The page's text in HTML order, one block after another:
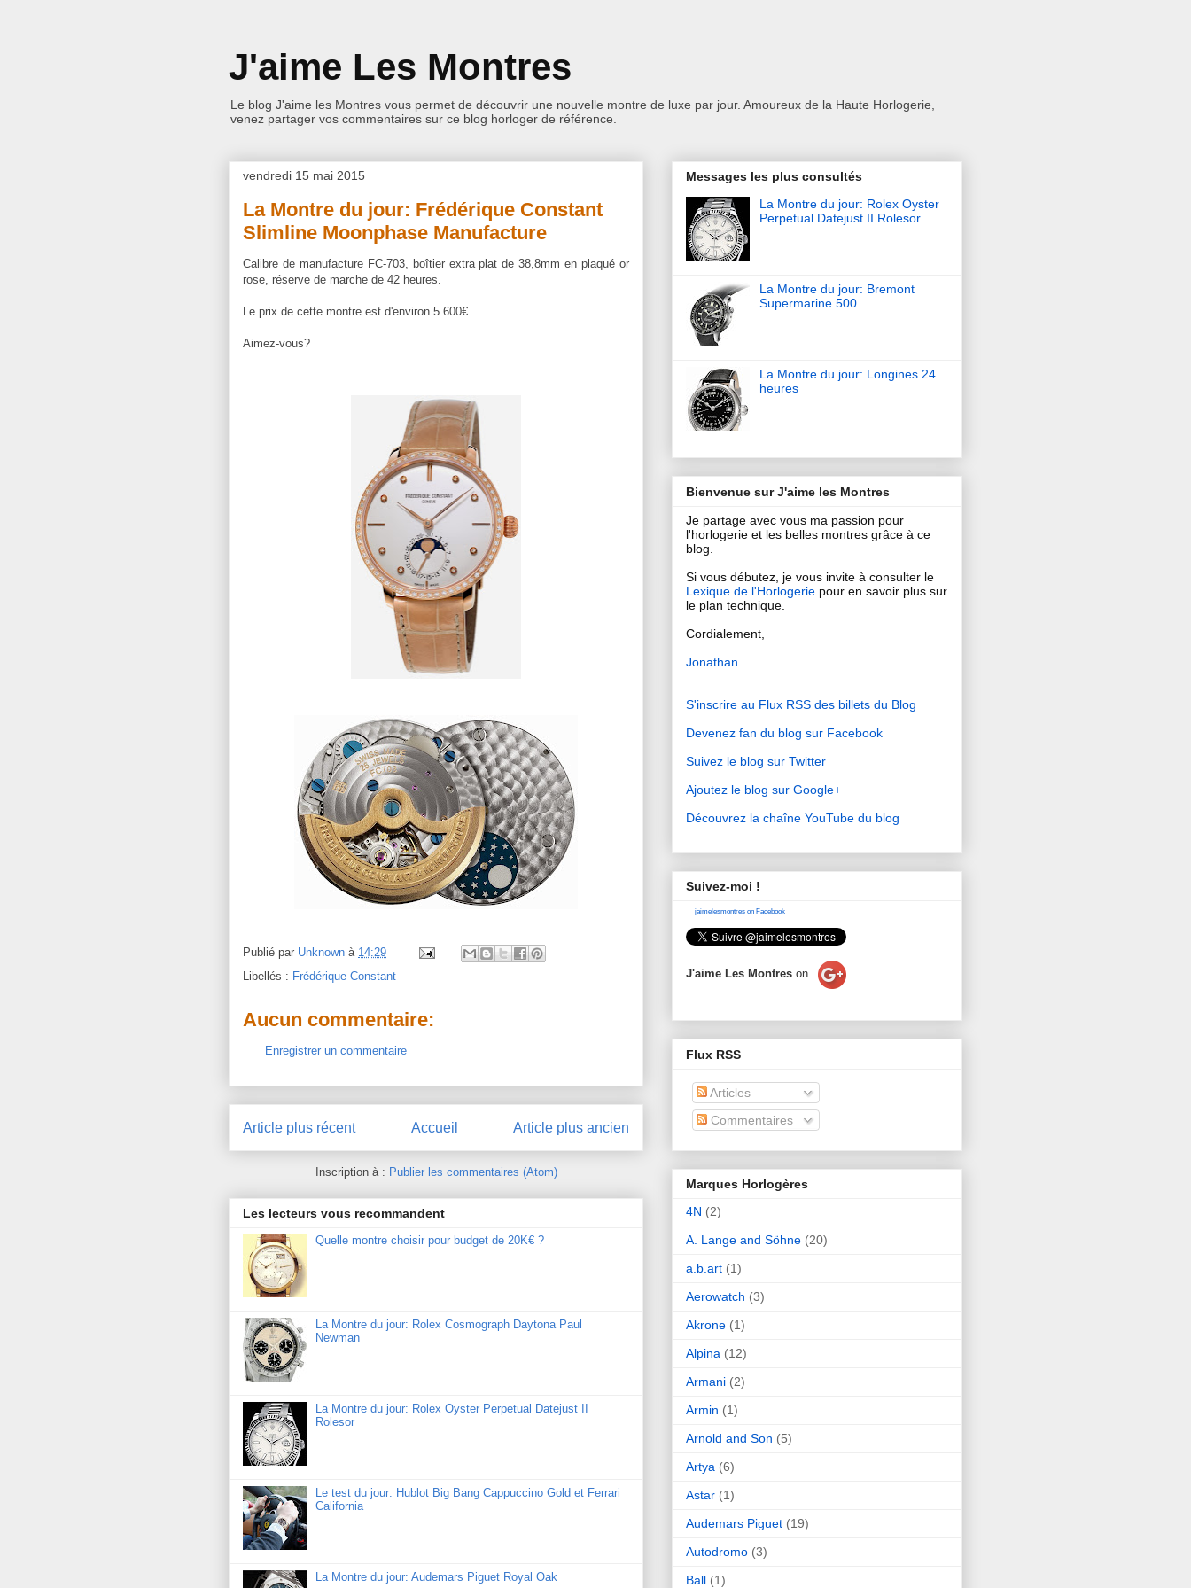
J'aime Les Montres
Le blog J'aime les Montres vous permet de découvrir une nouvelle montre de luxe par jour. Amoureux de la Haute Horlogerie,
venez partager vos commentaires sur ce blog horloger de référence.
vendredi 15 mai 2015
La Montre du jour: Frédérique Constant
Slimline Moonphase Manufacture
Calibre de manufacture FC-703, boîtier extra plat de 38,8mm en plaqué or
rose, réserve de marche de 42 heures.
Le prix de cette montre est d'environ 5 600€.
Aimez-vous?
Publié par Unknown à 14:29
Libellés : Frédérique Constant
Aucun commentaire:
Enregistrer un commentaire
Article plus récent Article plus ancien
Accueil
Inscription à : Publier les commentaires (Atom)
Les lecteurs vous recommandent
Quelle montre choisir pour budget de 20K€ ?
La Montre du jour: Rolex Cosmograph Daytona Paul
Newman
La Montre du jour: Rolex Oyster Perpetual Datejust II
Rolesor
Le test du jour: Hublot Big Bang Cappuccino Gold et Ferrari
California
La Montre du jour: Audemars Piguet Royal Oak
Messages les plus consultés
La Montre du jour: Rolex Oyster
Perpetual Datejust II Rolesor
La Montre du jour: Bremont
Supermarine 500
La Montre du jour: Longines 24
heures
Bienvenue sur J'aime les Montres
Je partage avec vous ma passion pour
l'horlogerie et les belles montres grâce à ce
blog.
Si vous débutez, je vous invite à consulter le
Lexique de l'Horlogerie pour en savoir plus sur
le plan technique.
Cordialement,
Jonathan
S'inscrire au Flux RSS des billets du Blog
Devenez fan du blog sur Facebook
Suivez le blog sur Twitter
Ajoutez le blog sur Google+
Découvrez la chaîne YouTube du blog
Suivez-moi !
jaimelesmontres on Facebook
J'aime Les Montres on
Flux RSS
Articles
Commentaires
Marques Horlogères
4N (2)
A. Lange and Söhne (20)
a.b.art (1)
Aerowatch (3)
Akrone (1)
Alpina (12)
Armani (2)
Armin (1)
Arnold and Son (5)
Artya (6)
Astar (1)
Audemars Piguet (19)
Autodromo (3)
Ball (1)